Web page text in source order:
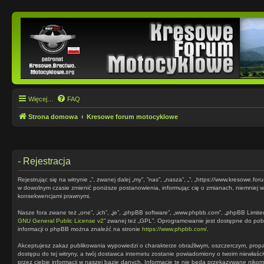
Więcej… FAQ
Strona domowa Kresowe forum motocyklowe
- Rejestracja
Rejestrując się na witrynie „”, zwanej dalej „my”, ”nas”, „nasza”, „”, „https://
w dowolnym czasie zmienić poniższe postanowienia, informując cię o zmianach,
konsekwencjami prawnymi.
Nasze fora zwane też „one”, „ich”, „je”, „phpBB software”, „www.phpbb.com”, „phpBB
GNU General Public License v2” zwanej też „GPL”. Oprogramowanie jest dostępne do
informacji o phpBB można znaleźć na stronie https://www.phpbb.com/
Akceptujesz zakaz publikowania wypowiedzi o charakterze obraźliwym, oszczerczym,
dostępu do tej witryny, a twój dostawca internetu zostanie powiadomiony o twoim
przez ciebie informacji w naszej bazie danych. Informacje te nie będą przekazywane